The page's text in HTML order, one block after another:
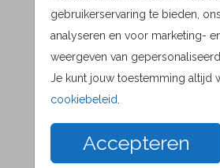
gebruikerservaring te bieden,
analyseren en voor marketing-
weergeven van
Je kunt jouw toestemming altijd
cookiebeleid
Accepteren